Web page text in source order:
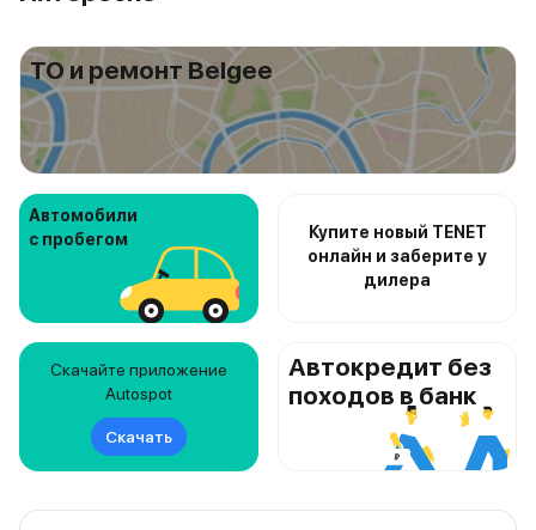
ТО и ремонт Belgee
Автомобили
с пробегом
Купите новый TENET
онлайн и заберите у
дилера
Скачайте приложение
Autospot
Скачать
Автокредит без
походов в банк